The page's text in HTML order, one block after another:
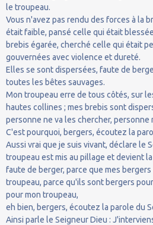
le troupeau.
Vous n'avez pas rendu des forces à la
était faible, pansé celle qui était
brebis égarée, cherché celle qui était
gouvernées avec violence et dureté.
Elles se sont dispersées, faute de
toutes les bêtes sauvages.
Mon troupeau erre de tous côtés, sur
hautes collines ; mes brebis sont
personne ne va les chercher, personne
C'est pourquoi, bergers, écoutez la
Aussi vrai que je suis vivant, déclare le
troupeau est mis au pillage et devient
faute de berger, parce que mes
troupeau, parce qu'ils sont bergers
pour mon troupeau,
eh bien, bergers, écoutez la parole du
Ainsi parle le Seigneur Dieu :